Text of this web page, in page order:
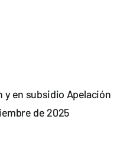
y en subsidio Apelación
de 2025